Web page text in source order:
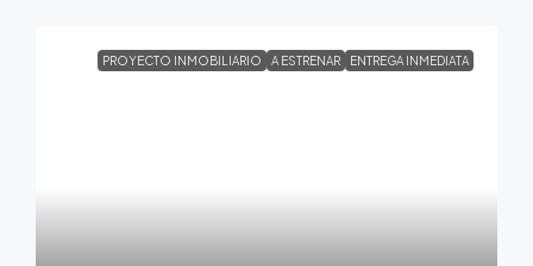
PROYECTO INMOBILIARIO A ESTRENAR ENTREGA INMEDIATA